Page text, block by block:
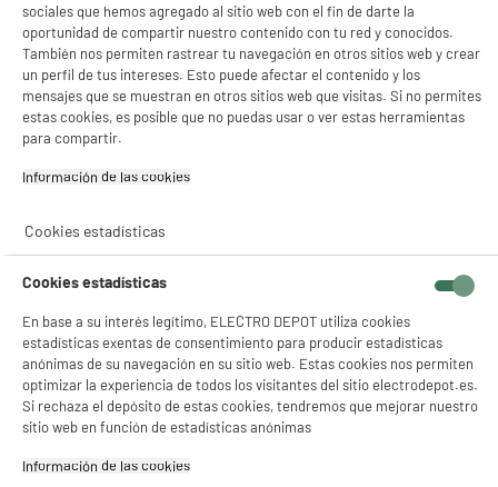
14
Cuyo0€10
sociales que hemos agregado al sitio web con el fin de darte la
oportunidad de compartir nuestro contenido con tu red y conocidos.
También nos permiten rastrear tu navegación en otros sitios web y crear
un perfil de tus intereses. Esto puede afectar el contenido y los
mensajes que se muestran en otros sitios web que visitas. Si no permites
estas cookies, es posible que no puedas usar o ver estas herramientas
para compartir.
Información de las cookies‎
Cookies estadísticas
Cookies estadísticas
En base a su interés legítimo, ELECTRO DEPOT utiliza cookies
estadísticas exentas de consentimiento para producir estadísticas
anónimas de su navegación en su sitio web. Estas cookies nos permiten
optimizar la experiencia de todos los visitantes del sitio electrodepot.es.
Si rechaza el depósito de estas cookies, tendremos que mejorar nuestro
sitio web en función de estadísticas anónimas
Información de las cookies‎